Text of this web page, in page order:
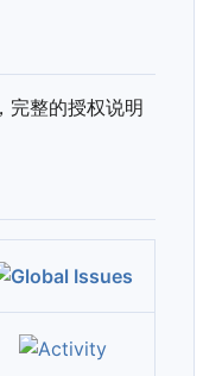
完整的授权说明